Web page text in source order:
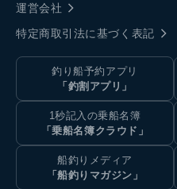
運営会社
特定商取引法に基づく表記
釣り船予約アプリ
「釣割アプリ」
1秒記入の乗船名簿
「乗船名簿クラウド」
船釣りメディア
「船釣りマガジン」